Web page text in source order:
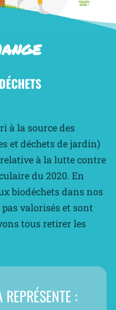
à la source des
et déchets de jardin)
à la lutte contre
du 2020. En
biodéchets dans nos
valorisés et sont
tous retirer les
: